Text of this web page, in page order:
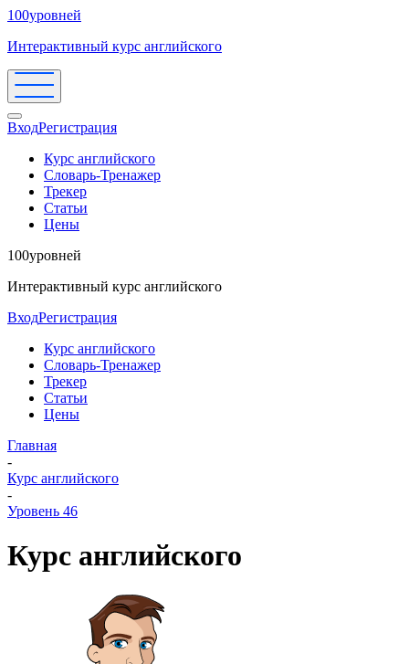
100уровней
Интерактивный курс английского
ВходРегистрация
Курс английского
Словарь-Тренажер
Трекер
Статьи
Цены
100уровней
Интерактивный курс английского
ВходРегистрация
Курс английского
Словарь-Тренажер
Трекер
Статьи
Цены
Главная
-
Курс английского
-
Уровень 46
Курс английского